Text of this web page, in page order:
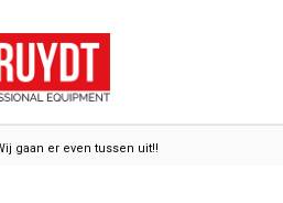
gaan er even tussen uit!!